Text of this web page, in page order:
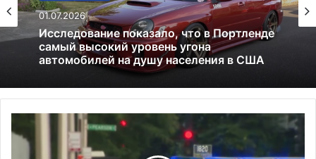
Все новости
01.07.2026
Исследование показало, что в Портленде
самый высокий уровень угона
автомобилей на душу населения в США
США
13.06.2025
Америка имеет огромный избыток сыра
п